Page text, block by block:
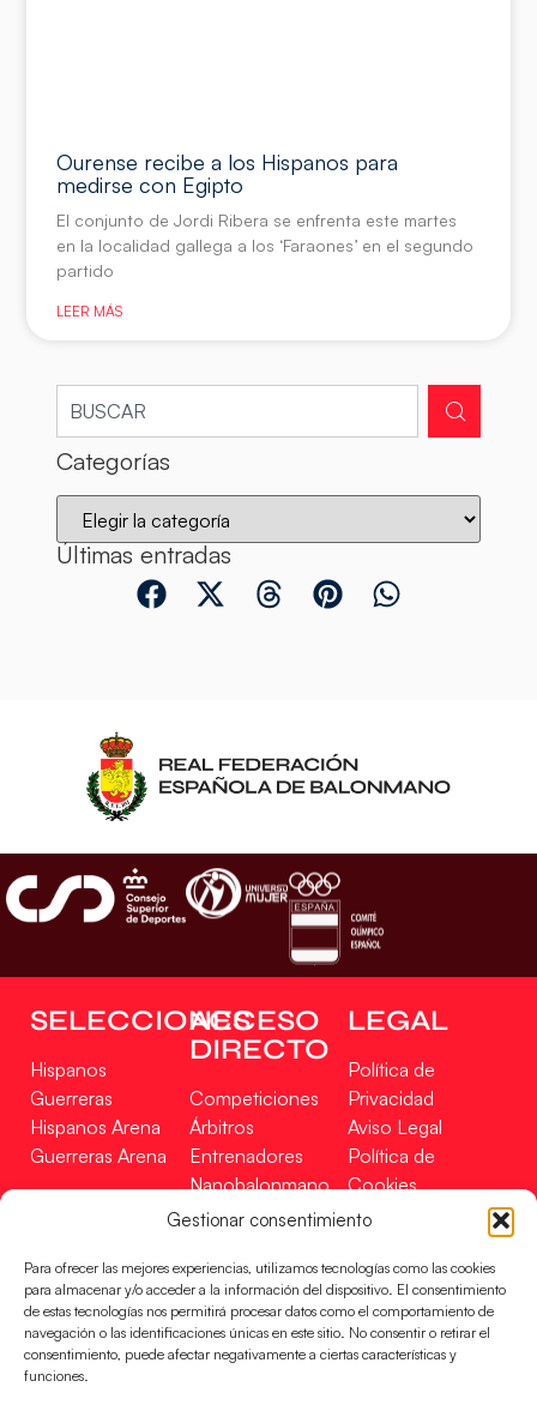
Gestionar consentimiento
Para ofrecer las mejores experiencias, utilizamos tecnologías como las cookies
para almacenar y/o acceder a la información del dispositivo. El consentimiento
de estas tecnologías nos permitirá procesar datos como el comportamiento de
navegación o las identificaciones únicas en este sitio. No consentir o retirar el
consentimiento, puede afectar negativamente a ciertas características y
funciones.
Ourense recibe a los Hispanos para
medirse con Egipto
El conjunto de Jordi Ribera se enfrenta este martes
en la localidad gallega a los ‘Faraones’ en el segundo
partido
LEER MÁS
Categorías
Últimas entradas
SELECCIONES
Hispanos
Guerreras
Hispanos Arena
Guerreras Arena
ACCESO
DIRECTO
Competiciones
Árbitros
Entrenadores
Nanobalonmano
Tienda
LEGAL
Política de
Privacidad
Aviso Legal
Política de
Cookies
Mapa Web
Incidencias
CONTACTO
EN
FINANCIADO